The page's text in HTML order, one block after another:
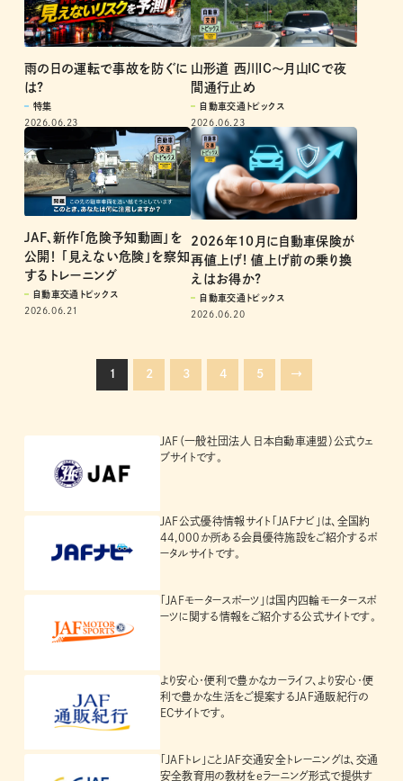
雨の日の運転で事故を防ぐに
は?
特集
山形道 西川IC～月山ICで夜
間通行止め
自動車交通トピックス
2026.06.23
JAF、新作「危険予知動画」を
公開！ 「見えない危険」を察知
するトレーニング
自動車交通トピックス
2026年10月に自動車保険が
再値上げ! 値上げ前の乗り換
えはお得か?
自動車交通トピックス
JAF（一般社団法人 日本自動車連盟）公式ウェ
JAF公式優待情報サイト「JAFナビ」は、全国約
44,000か所ある会員優待施設をご紹介するポ
「JAFモータースポーツ」は国内四輪モータースポ
より安心・便利で豊かなカーライフ、より安心・便
利で豊かな生活をご提案するJAF通販紀行の
「JAFトレ」ことJAF交通安全トレーニングは、交通